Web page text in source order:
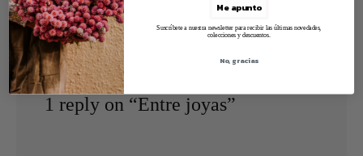
1 reply on “Entre joyas”
Me apunto
Suscríbete a nuestra newsletter para recibir las últimas novedades,
colecciones y descuentos.
No, gracias